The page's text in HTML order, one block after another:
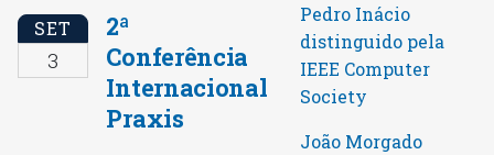
SET
3
2ª
Conferência
Internacional
Praxis
Pedro Inácio
distinguido pela
IEEE Computer
Society
João Morgado